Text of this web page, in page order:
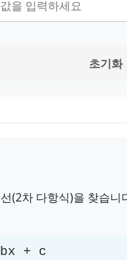
초기화
(2차 다항식)을 찾습니
+ c